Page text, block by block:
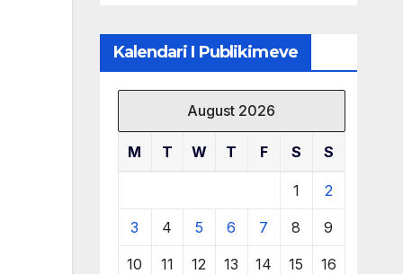
Kalendari I Publikimeve
August 2026
M T W T F S S
1 2
3 4 5 6 7 8 9
10 11 12 13 14 15 16